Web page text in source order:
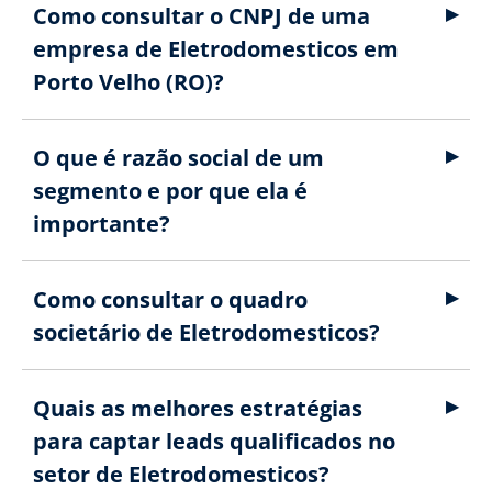
Como consultar o CNPJ de uma
empresa de Eletrodomesticos em
Porto Velho (RO)?
O que é razão social de um
segmento e por que ela é
importante?
Como consultar o quadro
societário de Eletrodomesticos?
Quais as melhores estratégias
para captar leads qualificados no
setor de Eletrodomesticos?